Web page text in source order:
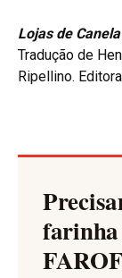
Lojas de
Tradução de
Ripellino.